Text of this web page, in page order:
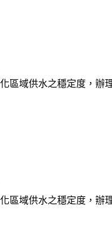
區域供水之穩定度，辦
區域供水之穩定度，辦